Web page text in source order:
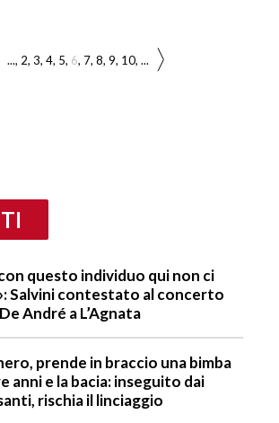
... 2 3 4 5 6 7 8 9 10 ...
questo individuo qui non ci
Salvini contestato al concerto
André a L’Agnata
prende in braccio una bimba
anni e la bacia: inseguito dai
rischia il linciaggio